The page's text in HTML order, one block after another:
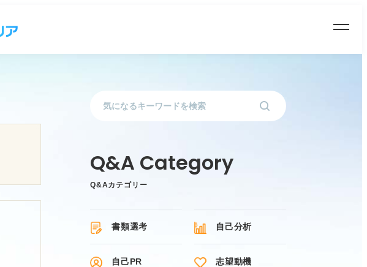
Q&Aカテゴリー
書類選考 自己分析
自己PR 志望動機